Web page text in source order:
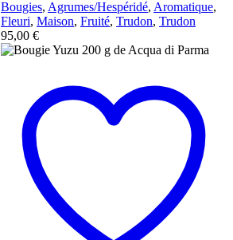
Bougies, Agrumes/Hespéridé, Aromatique,
Fleuri, Maison, Fruité, Trudon, Trudon
95,00 €